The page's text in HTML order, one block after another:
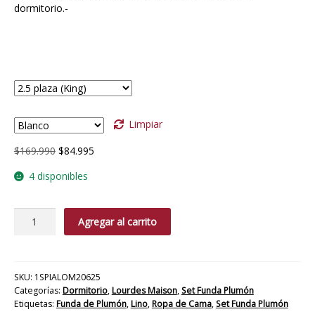
dormitorio.-
Limpiar
$169.990 El
original
$169.990.
$84.995El
$84.995.
4 disponibles
cantidad
Agregar al carrito
SKU: 1SPIALOM20625
Categorías: Dormitorio,Lourdes Maison,Set Funda Plumón
Etiquetas: Funda de Plumón,Lino,Ropa de Cama,Set Funda Plumón